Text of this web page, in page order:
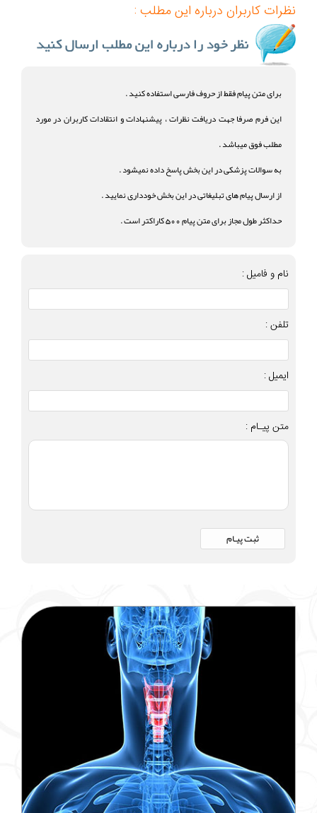
نظرات کاربران درباره این مطلب :
برای متن پیام فقط از حروف فارسی استفاده کنید .
این فرم صرفا جهت دریافت نظرات ، پیشنهادات و انتقادات کاربران در مورد
مطلب فوق میباشد .
به سوالات پزشکی در این بخش پاسخ داده نمیشود .
از ارسال پیام های تبلیغاتی در این بخش خودداری نمایید .
حداکثر طول مجاز برای متن پیام 500 کاراکتر است .
نام و فامیل :
تلفن :
ایمیل :
متن پیـام :